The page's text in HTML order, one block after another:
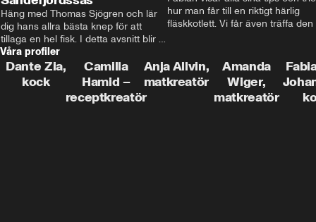
Häng med Thomas Sjögren och lär
dig hans allra bästa knep för att
tillaga en hel fisk. I detta avsnitt blir
de helstekt rödtunga med
sandefjordssås och en magisk sallad
på pepparrot och äpple.
hur man får till en riktigt härlig
fläskkotlett. Vi får även träffa den
grisbonde på Gotland.
Våra profiler
Dante Zia,
kock
Camilla
Hamid –
receptkreatör
Anja Allvin,
matkreatör
Amanda
Wiger,
matkreatör